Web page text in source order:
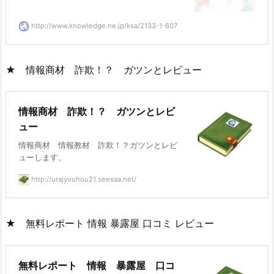
http://www.knowledge.ne.jp/ksa/2133-1-607
★ 情報商材 詐欺！？ ガツンとレビュー
情報商材 詐欺！？ ガツンとレビ
ュー
情報商材 情報教材 詐欺！？ガツンとレビ
ューします。
http://urajyouhou21.seesaa.net/
★ 無料レポート 情報 暴露屋 口コミ レビュー
無料レポート 情報 暴露屋 口コ